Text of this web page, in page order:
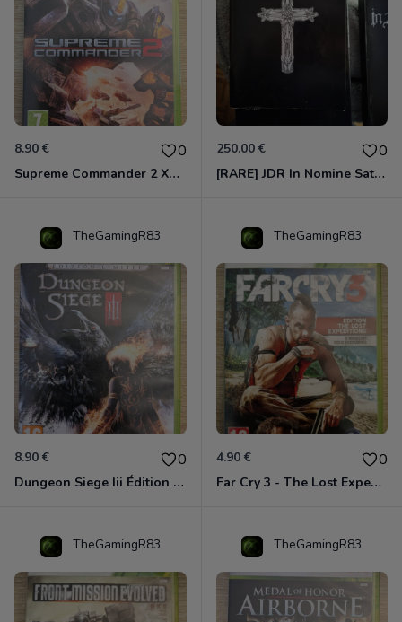
8.90 € 0
Supreme Commander 2 Xbox 360
250.00 € 0
[RARE] JDR In Nomine Satanis / Magna Veritas – 1ère Édition BOÎTE (DOS BLANC, 1989) - CROC / Siroz
TheGamingR83
8.90 € 0
Dungeon Siege Iii Édition Limitée - Vf Intégrale Xbox 360
TheGamingR83
4.90 € 0
Far Cry 3 - The Lost Expeditions - Edition Spéciale Xbox 360
TheGamingR83 TheGamingR83